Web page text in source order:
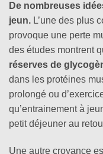
De nombreuses
jeun. L’une des plus
provoque une perte
des études montrent
réserves de
dans les protéines
prolongé ou
qu’entrainement à
petit déjeuner au
Une autre croyance